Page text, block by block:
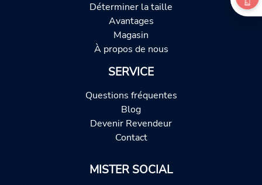
Déterminer la taille
Avantages
Magasin
À propos de nous
SERVICE
Questions fréquentes
Blog
Devenir Revendeur
Contact
MISTER SOCIAL